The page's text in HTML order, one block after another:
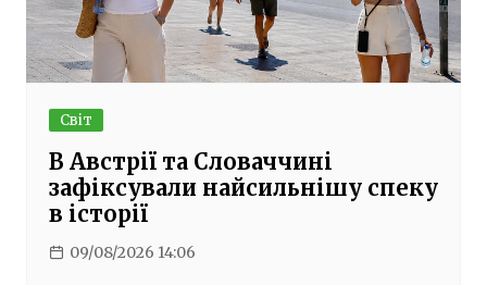
Світ
В Австрії та Словаччині
зафіксували найсильнішу спеку
в історії
09/08/2026 14:06